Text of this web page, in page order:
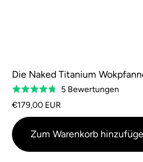
Die Naked Titanium
Bewertung
4,8
von
5
5 Bewertungen
5
€179,00 EUR
Zum Warenkorb